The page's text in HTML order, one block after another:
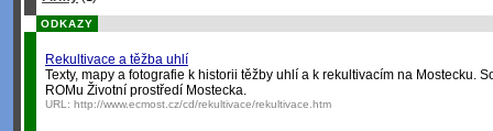
ODKAZY
Rekultivace a těžba uhlí
Texty, mapy a fotografie k historii těžby uhlí a k rekultivacím na Mostecku.
ROMu Životní prostředí Mostecka.
URL: http://www.ecmost.cz/cd/rekultivace/rekultivace.htm